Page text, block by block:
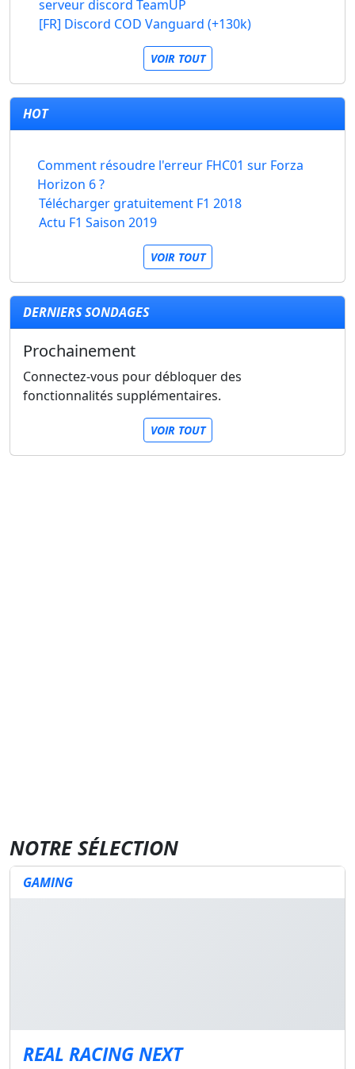
serveur discord TeamUP
[FR] Discord COD Vanguard (+130k)
VOIR TOUT
HOT
Comment résoudre l'erreur FHC01 sur Forza
Horizon 6 ?
Télécharger gratuitement F1 2018
Actu F1 Saison 2019
VOIR TOUT
DERNIERS SONDAGES
Prochainement
Connectez-vous pour débloquer des
fonctionnalités supplémentaires.
VOIR TOUT
NOTRE SÉLECTION
GAMING
REAL RACING NEXT